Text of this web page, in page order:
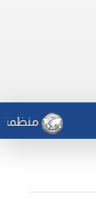
منظمة